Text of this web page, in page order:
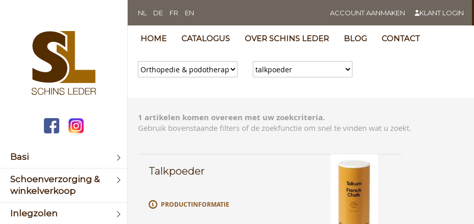
Basi
Schoenverzorging &
winkelverkoop
Inlegzolen
ACCOUNT AANMAKEN KLANT LOGIN
NL DE FR EN
HOME CATALOGUS OVER SCHINS LEDER BLOG CONTACT
1 artikelen komen overeen met uw zoekcriteria.
Gebruik bovenstaande filters of de zoekfunctie om snel te vinden wat u zoekt.
Talkpoeder
PRODUCTINFORMATIE